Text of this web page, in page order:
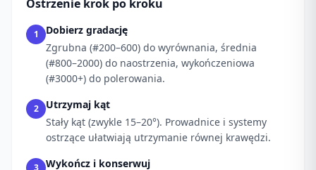
Ostrzenie krok po kroku
1
Dobierz gradację
Zgrubna (#200–600) do wyrównania, średnia
(#800–2000) do naostrzenia, wykończeniowa
(#3000+) do polerowania.
2
Utrzymaj kąt
Stały kąt (zwykle 15–20°). Prowadnice i systemy
ostrzące ułatwiają utrzymanie równej krawędzi.
3
Wykończ i konserwuj